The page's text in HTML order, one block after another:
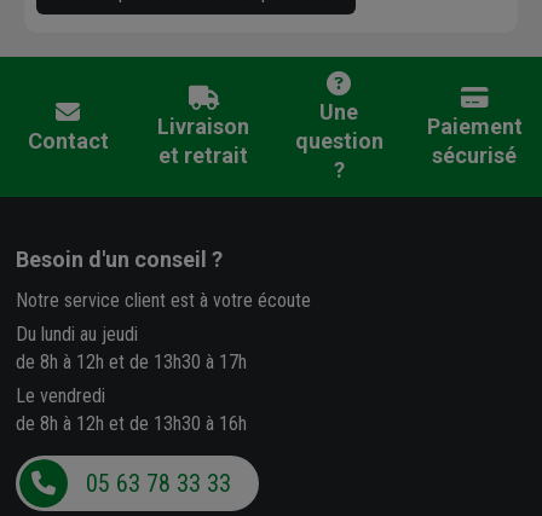
Contact
Livraison
et retrait
Une
question
?
Paiement
sécurisé
Besoin d'un conseil ?
Notre service client est à votre écoute
Du lundi au jeudi
de 8h à 12h et de 13h30 à 17h
Le vendredi
de 8h à 12h et de 13h30 à 16h
05 63 78 33 33